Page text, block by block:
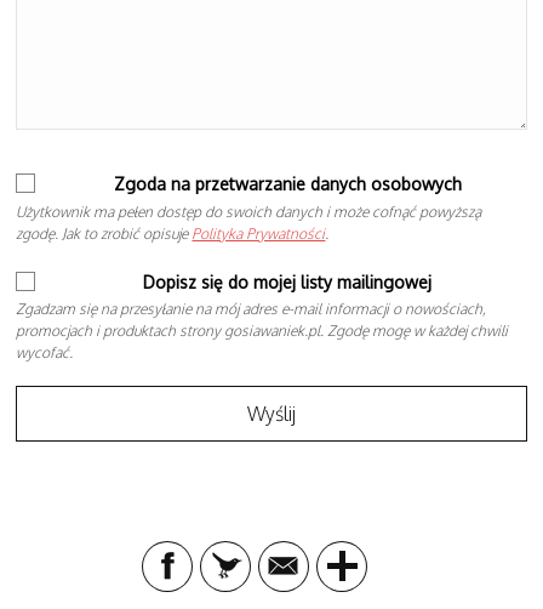
Zgoda na przetwarzanie danych osobowych
Użytkownik ma pełen dostęp do swoich danych i może cofnąć powyższą
zgodę. Jak to zrobić opisuje Polityka Prywatności.
Dopisz się do mojej listy mailingowej
Zgadzam się na przesyłanie na mój adres e-mail informacji o nowościach,
promocjach i produktach strony gosiawaniek.pl. Zgodę mogę w każdej chwili
wycofać.